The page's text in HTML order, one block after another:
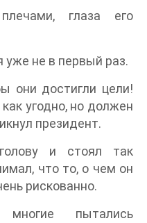
глаза его
уже не в первый раз.
они достигли цели!
угодно, но должен
президент.
и стоял так
что то, о чем он
рискованно.
многие пытались